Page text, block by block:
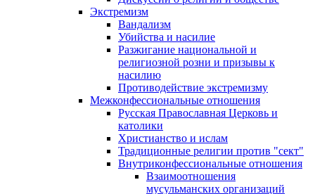
Экстремизм
Вандализм
Убийства и насилие
Разжигание национальной и
религиозной розни и призывы к
насилию
Противодействие экстремизму
Межконфессиональные отношения
Русская Православная Церковь и
католики
Христианство и ислам
Традиционные религии против "сект"
Внутриконфессиональные отношения
Взаимоотношения
мусульманских организаций